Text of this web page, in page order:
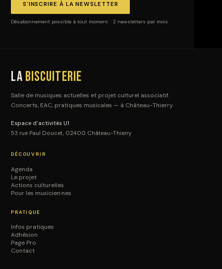
S'INSCRIRE À LA NEWSLETTER
Désabonnement possible à tout moment. · 2 newsletters par mois
La Biscuiterie
Salle de musiques actuelles et projet culturel associatif.
Concerts, EAC, pratiques musicales — à Château-Thierry.
Espace d'activités U1
53 rue Paul Doucet, 02400 Château-Thierry
DÉCOUVRIR
Agenda
Le projet
Actions culturelles
Pour les musicien·nes
PRATIQUE
Infos pratiques
Adhésion
Page Pro
Contact